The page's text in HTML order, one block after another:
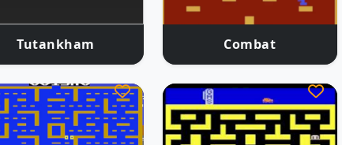
Tutankham Combat